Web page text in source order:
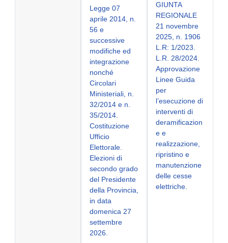
Legge 07
aprile 2014, n.
56 e
successive
modifiche ed
integrazione
nonché
Circolari
Ministeriali, n.
32/2014 e n.
35/2014.
Costituzione
Ufficio
Elettorale.
Elezioni di
secondo grado
del Presidente
della Provincia,
in data
domenica 27
settembre
2026.
GIUNTA
REGIONALE
21 novembre
2025, n. 1906
L.R: 1/2023.
L.R. 28/2024.
Approvazione
Linee Guida
per
l’esecuzione di
interventi di
deramificazion
e e
realizzazione,
ripristino e
manutenzione
delle cesse
elettriche.